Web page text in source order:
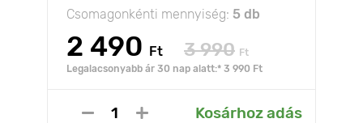
Csomagonkénti mennyiség: 5 db
2 490 Ft 3 990 Ft
Legalacsonyabb ár 30 nap alatt:* 3 990 Ft
Kosárhoz adás